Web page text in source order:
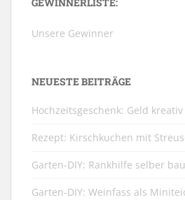
GEWINNERLISTE:
Unsere Gewinner
NEUESTE BEITRÄGE
Hochzeitsgeschenk: Geld
Rezept: Kirschkuchen mit
Garten-DIY: Rankhilfe selber
Garten-DIY: Weinfass als